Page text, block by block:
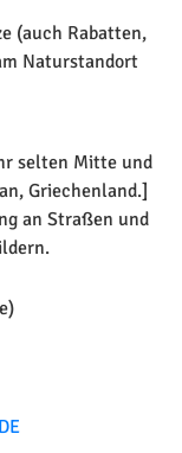
(auch Rabatten,
Naturstandort
selten Mitte und
Griechenland.]
an Straßen und